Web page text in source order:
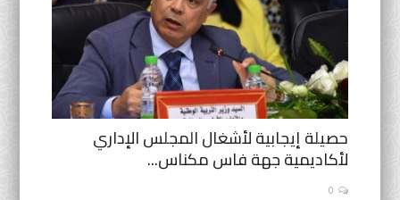
أنشطة رسمية
التعليم المدرسي
جامعة سيدي محمد بن عبد الله
التعليم الثانوي التأهيلي
حصيلة إيجابية لأشغال المجلس الإداري
لأكاديمية جهة فاس مكناس...
0